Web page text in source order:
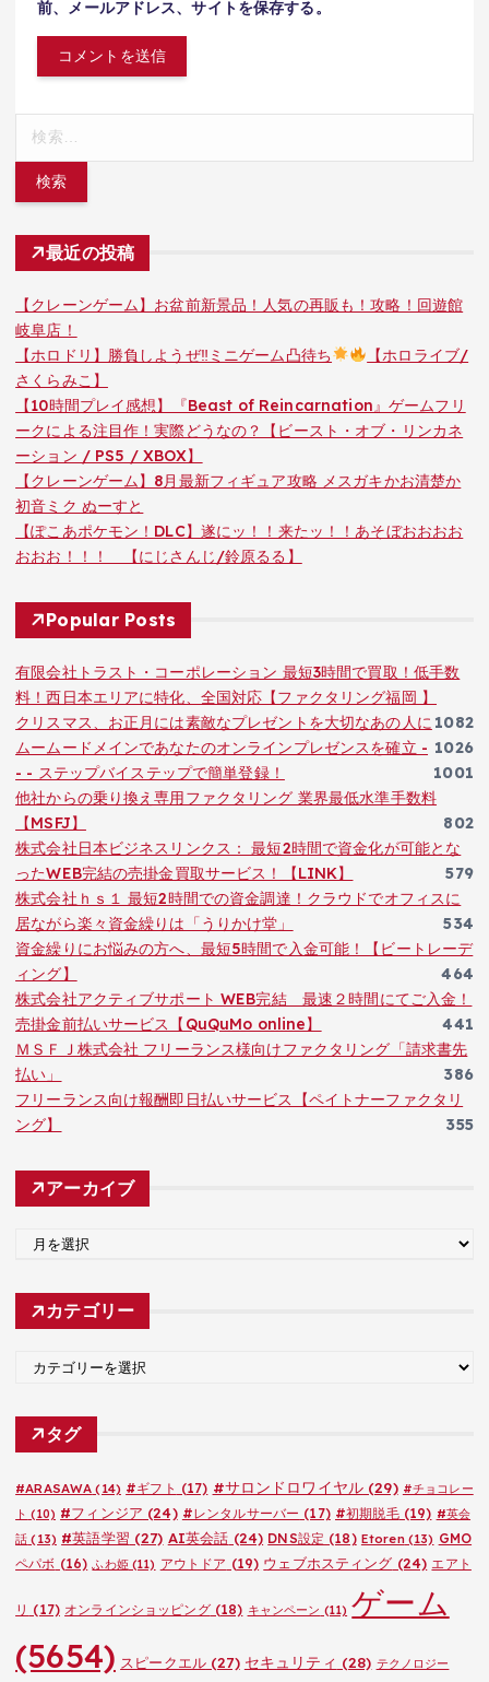
前、メールアドレス、サイトを保存する。
最近の投稿
【クレーンゲーム】お盆前新景品！人気の再販も！攻略！回遊館
岐阜店！
【ホロドリ】勝負しようぜ‼ミニゲーム凸待ち
【ホロライブ/
さくらみこ】
【10時間プレイ感想】『Beast of Reincarnation』ゲームフリ
ークによる注目作！実際どうなの？【ビースト・オブ・リンカネ
ーション / PS5 / XBOX】
【クレーンゲーム】8月最新フィギュア攻略 メスガキかお清楚か
初音ミク ぬーすと
【ぽこあポケモン！DLC】遂にッ！！来たッ！！あそぼおおおお
おおお！！！ 【にじさんじ/鈴原るる】
Popular Posts
有限会社トラスト・コーポレーション 最短3時間で買取！低手数
料！西日本エリアに特化、全国対応【ファクタリング福岡 】
1082
クリスマス、お正月には素敵なプレゼントを大切なあの人に
1026
ムームードメインであなたのオンラインプレゼンスを確立 -
- - ステップバイステップで簡単登録！
1001
他社からの乗り換え専用ファクタリング 業界最低水準手数料
【MSFJ】
802
株式会社日本ビジネスリンクス： 最短2時間で資金化が可能とな
ったWEB完結の売掛金買取サービス！【LINK】
579
株式会社ｈｓ１ 最短2時間での資金調達！クラウドでオフィスに
居ながら楽々資金繰りは「うりかけ堂」
534
資金繰りにお悩みの方へ、最短5時間で入金可能！【ビートレーデ
ィング】
464
株式会社アクティブサポート WEB完結 最速２時間にてご入金！
売掛金前払いサービス【QuQuMo online】
441
ＭＳＦＪ株式会社 フリーランス様向けファクタリング「請求書先
払い」
386
フリーランス向け報酬即日払いサービス【ペイトナーファクタリ
ング】
355
アーカイブ
カ
カテゴリー
ゴ
タグ
#ARASAWA (14) #ギフト (17) #サロンドロワイヤル(29) #チョコレー
ト (10) #フィンジア (24) #レンタルサーバー (17) #初期脱毛(19) #英会
話 (13) #英語学習 (27) AI英会話 (24) DNS設定 (18) Etoren(13) GMO
ペパボ (16) ふわ姫(11) アウトドア (19) ウェブホスティング (24) エアト
リ (17) オンラインショッピング(18) キャンペーン (11) ゲーム
(5654) スピークエル(27) セキュリティ (28) テクノロジー